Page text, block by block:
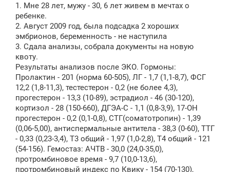
б
щ
н
и
е
1. Мне 28 лет, мужу - 30, 6 лет живем в мечтах о
ребенке.
2. Август 2009 год, была подсадка 2 хороших
эмбрионов, беременность - не наступила
3. Сдала анализы, собрала документы на новую
квоту.
Результаты анализов после ЭКО. Гормоны:
Пролактин - 201 (норма 60-505), ЛГ - 1,7 (1,1-8,7), ФСГ
12,2 (1,8-11,3), тестестерон - 0,2 (не более 4,3),
прогестерон - 13,3 (10-89), эстрадиол - 46 (30-120),
кортизол - 28 (150-660), ДГЭА-С - 1,1 (0,8-3,9), 17-ОН
прогестерон - 0,2 (0,1-0,8), СТГ(соматотропин) - 1,39
(0,06-5,00), антиспермальные антитела - 38,3 (0-60), ТТГ
- 0,33 (0,23-3,4), Т3 общий - 1,97 (1,0-2,8), Т4 общий - 121
(54-156). Гемостаз: АЧТВ - 30,0 (24,0-35,0),
протромбиновое время - 9,7 (10,0-13,6),
протромбиновый индекс по Квику - 154 (70-130),